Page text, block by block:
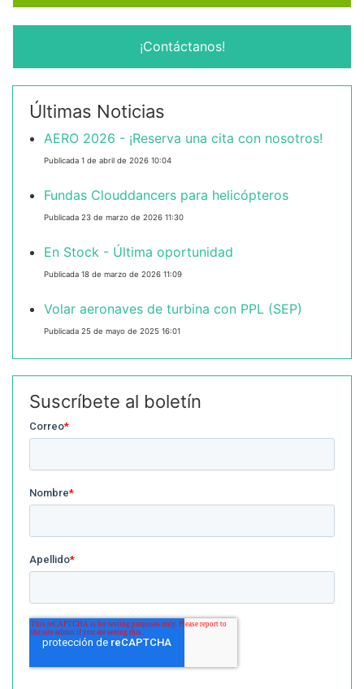
¡Contáctanos!
Últimas Noticias
AERO 2026 - ¡Reserva una cita con nosotros!
Publicada 1 de abril de 2026 10:04
Fundas Clouddancers para helicópteros
Publicada 23 de marzo de 2026 11:30
En Stock - Última oportunidad
Publicada 18 de marzo de 2026 11:09
Volar aeronaves de turbina con PPL (SEP)
Publicada 25 de mayo de 2025 16:01
Suscríbete al boletín